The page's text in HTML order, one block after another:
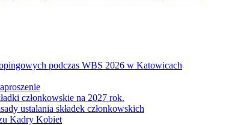
podczas WBS 2026 w Katowicach
członkowskie na 2027 rok.
ustalania składek członkowskich
Kadry Kobiet